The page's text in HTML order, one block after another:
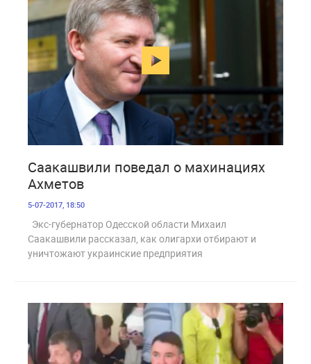
Саакашвили поведал о махинациях
Ахметов
5-07-2017, 18:50
Экс-губернатор Одесской области Михаил
Саакашвили рассказал, как олигархи отбирают и
уничтожают украинские предприятия